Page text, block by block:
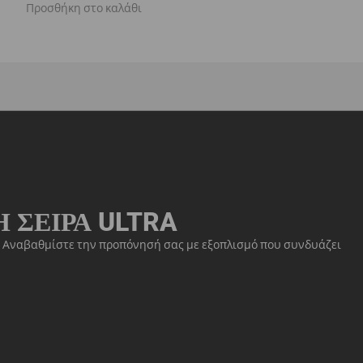
Προσθήκη στο καλάθι
ULTRA
Αναβαθμίστε την προπόνησή σας με εξοπλισμό που συνδυάζει